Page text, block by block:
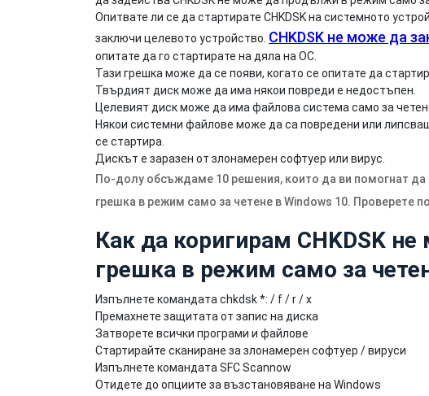
Опитвате ли се да стартирате CHKDSK на системното
заключи целевото устройство. CHKDSK не може да
опитате да го стартирате на дяла на ОС.
Тази грешка може да се появи, когато се опитате да
Твърдият диск може да има някои повреди е недостъпен.
Целевият диск може да има файлова система само за
Някои системни файлове може да са повредени или
се стартира.
Дискът е заразен от злонамерен софтуер или вирус.
По-долу обсъждаме 10 решения, които да ви помогнат
грешка в режим само за четене в Windows 10. Проверете
Как да коригирам CHKDSK
грешка в режим само за
Изпълнете командата chkdsk *: / f / r / x
Премахнете защитата от запис на диска
Затворете всички програми и файлове
Стартирайте сканиране за злонамерен софтуер / вируси
Изпълнете командата SFC Scannow
Отидете до опциите за възстановяване на Windows